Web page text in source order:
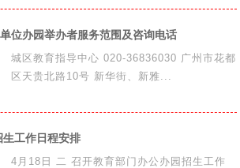
位办园举办者服务范围及咨询电话
城区教育指导中心 020-36836030 广州市花都
区天贵北路10号 新华街、新雅...
工作日程安排
4月18日 二 召开教育部门办公办园招生工作